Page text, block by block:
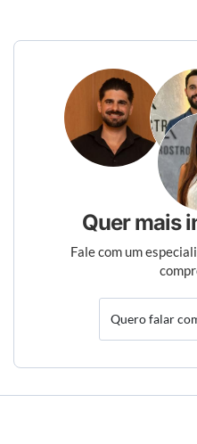
Quer mais
Fale com um
Quero falar